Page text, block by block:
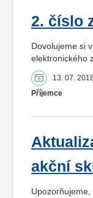
2. číslo
Dovolujeme si
elektronického
13. 07.
Příjemce
akční